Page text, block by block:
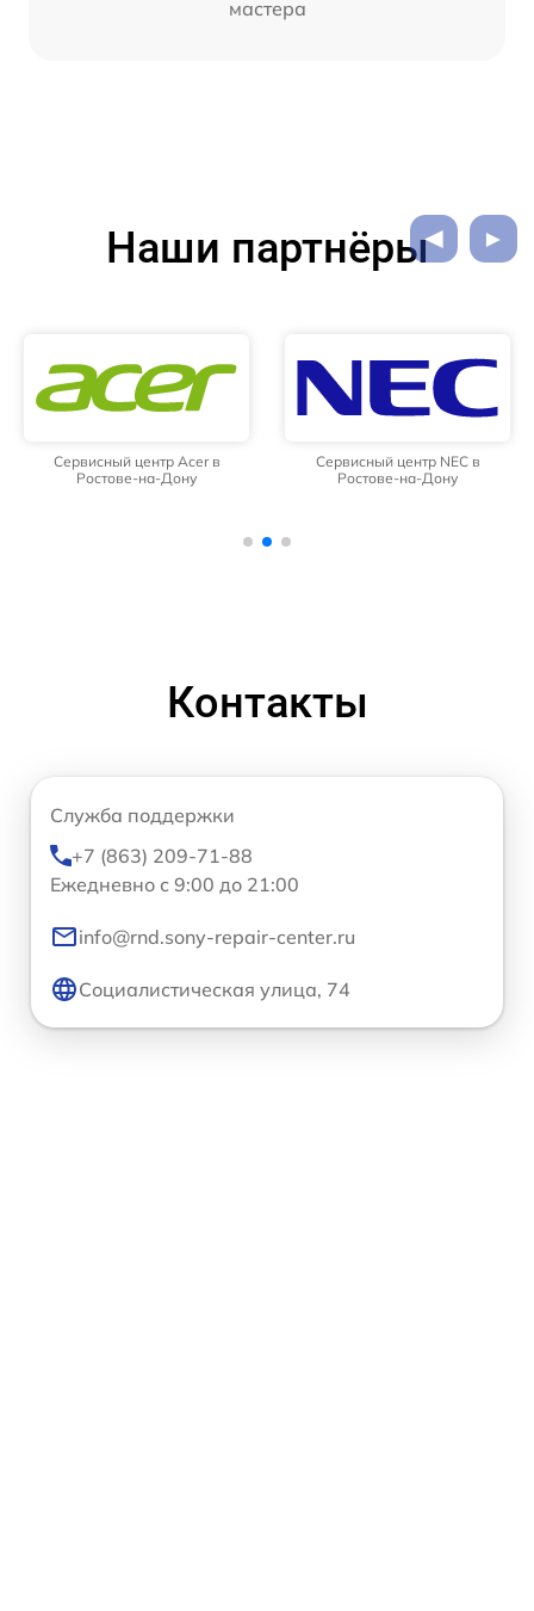
мастера
Наши партнёры
Сервисный центр Acer в
Ростове-на-Дону
Сервисный центр NEC в
Ростове-на-Дону
Контакты
Служба поддержки
+7 (863) 209-71-88
Ежедневно с 9:00 до 21:00
info@rnd.sony-repair-center.ru
Социалистическая улица, 74